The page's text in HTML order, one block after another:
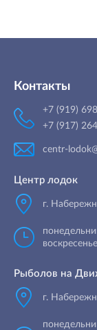
Контакты
+7 (919)
+7 (917)
centr-
Центр лодок
г.
Рыболов на
г.